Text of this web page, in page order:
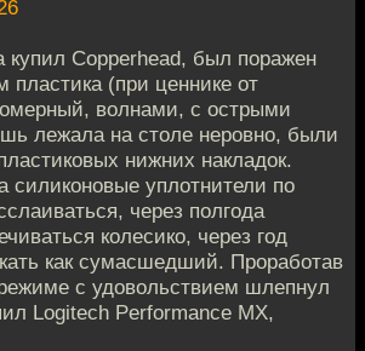
Copperhead, был поражен
пластика (при ценнике от
волнами, с острыми
лежала на столе неровно, были
нижних накладок.
силиконовые уплотнители по
через полгода
колесико, через год
как сумасшедший. Проработав
с удовольствием шлепнул
Logitech Performance MX,